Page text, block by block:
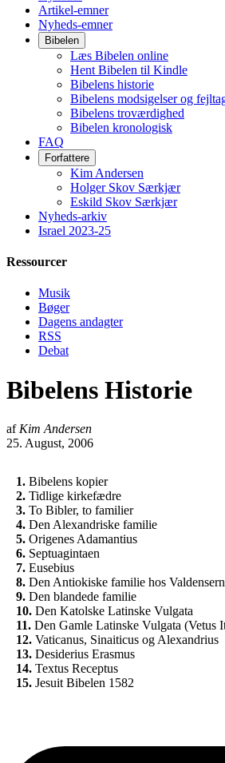
Artikel-emner
Nyheds-emner
Bibelen
Læs Bibelen online
Hent Bibelen til Kindle
Bibelens historie
Bibelens modsigelser og
Bibelens troværdighed
Bibelen kronologisk
FAQ
Forfattere
Kim Andersen
Holger Skov Særkjær
Eskild Skov Særkjær
Nyheds-arkiv
Israel 2023-25
Ressourcer
Musik
Bøger
Dagens andagter
RSS
Debat
Bibelens Historie
af Kim Andersen
25. August, 2006
1. Bibelens kopier
2. Tidlige kirkefædre
3. To Bibler, to familier
4. Den Alexandriske familie
5. Origenes Adamantius
6. Septuagintaen
7. Eusebius
8. Den Antiokiske familie hos
9. Den blandede familie
10. Den Katolske Latinske Vulgata
11. Den Gamle Latinske Vulgata (Vetus
12. Vaticanus, Sinaiticus og Alexandrius
13. Desiderius Erasmus
14. Textus Receptus
15. Jesuit Bibelen 1582